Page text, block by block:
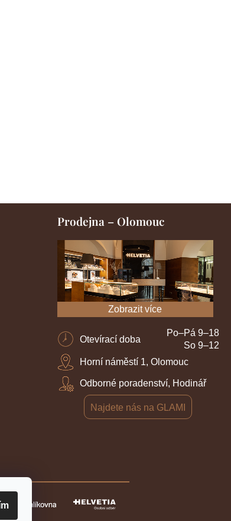
Prodejna – Olomouc
Zobrazit více
Otevírací doba
Po–Pá 9–18
So 9–12
Horní náměstí 1, Olomouc
Odborné poradenství, Hodinář
Najdete nás na GLAMI